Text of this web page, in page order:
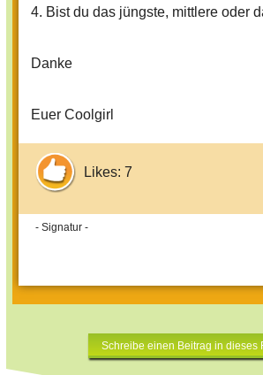
4. Bist du das jüngste, mittlere oder
Danke
Euer Coolgirl
Likes: 7
- Signatur -
Schreibe einen Beitrag in dieses